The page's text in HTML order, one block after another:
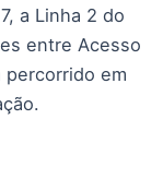
a Linha 2 do
entre Acesso
em